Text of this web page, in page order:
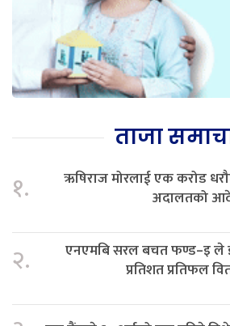
ताजा
१.
ऋषिराज मोरलाई एक करोड
अदालतको
२.
एनएमबि सरल बचत फण्ड–इ ले
प्रतिशत प्रतिफल